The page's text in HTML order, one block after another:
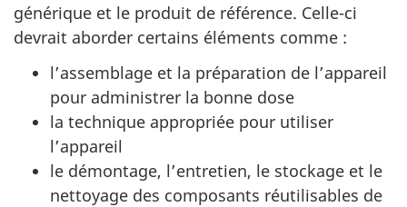
générique et le produit de référence. Celle-ci
devrait aborder certains éléments comme :
l’assemblage et la préparation de l’appareil
pour administrer la bonne dose
la technique appropriée pour utiliser
l’appareil
le démontage, l’entretien, le stockage et le
nettoyage des composants réutilisables de